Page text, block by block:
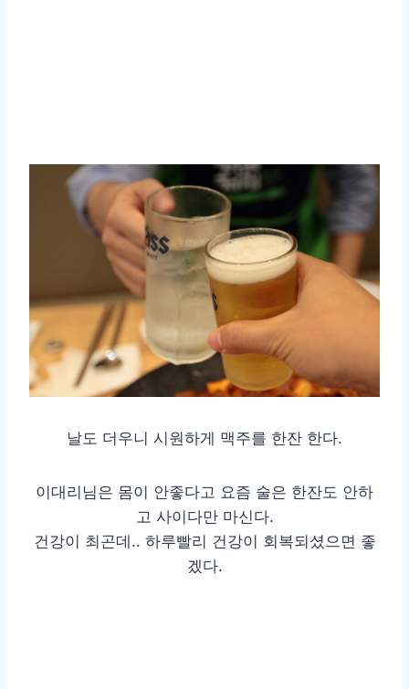
날도 더우니 시원하게 맥주를 한잔 한다.
이대리님은 몸이 안좋다고 요즘 술은 한잔도 안하
고 사이다만 마신다.
건강이 최곤데.. 하루빨리 건강이 회복되셨으면 좋
겠다.